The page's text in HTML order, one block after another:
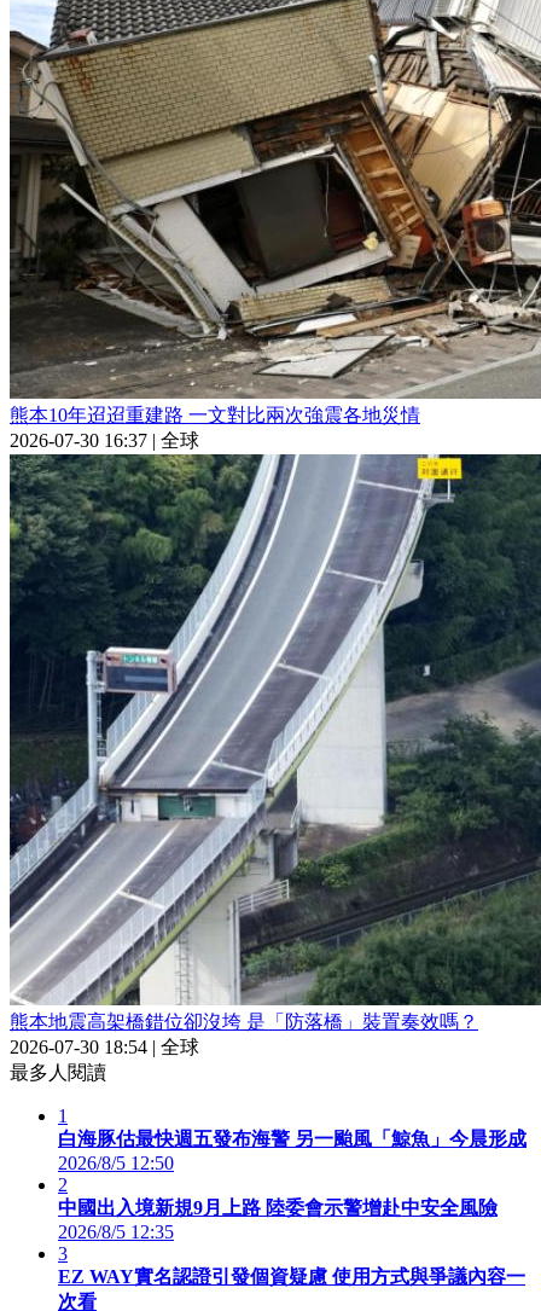
熊本10年迢迢重建路 一文對比兩次強震各地災情
2026-07-30 16:37 | 全球
熊本地震高架橋錯位卻沒垮 是「防落橋」裝置奏效嗎？
2026-07-30 18:54 | 全球
最多人閱讀
1
白海豚估最快週五發布海警 另一颱風「鯨魚」今晨形成
2026/8/5 12:50
2
中國出入境新規9月上路 陸委會示警增赴中安全風險
2026/8/5 12:35
3
EZ WAY實名認證引發個資疑慮 使用方式與爭議內容一
次看